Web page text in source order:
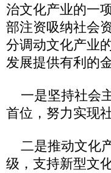
治文化产业的一
部注资吸纳社会
分调动文化产业
发展提供有利的
一是坚持社会
首位，努力实现
二是推动文化
级，支持新型文